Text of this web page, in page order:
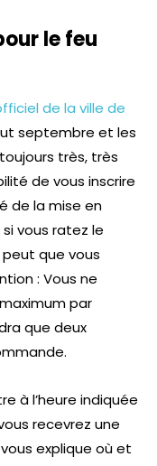
le feu
de la ville de
septembre et les
très, très
de vous inscrire
de la mise en
vous ratez le
que vous
: Vous ne
par
que deux
à l’heure indiquée
recevrez une
explique où et